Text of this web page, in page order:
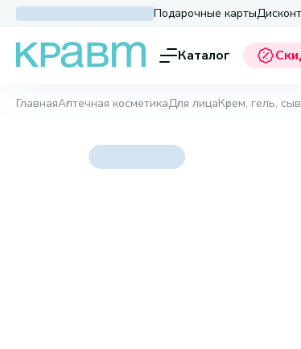
Подарочные карты
Каталог
ГлавнаяАптечная косметикаДля лицаКрем, гель,